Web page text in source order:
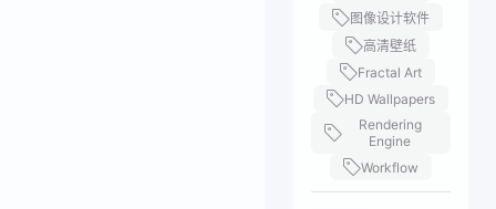
图像设计软件
高清壁纸
Fractal Art
HD Wallpapers
Rendering
Engine
Workflow